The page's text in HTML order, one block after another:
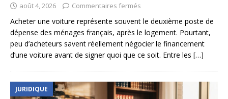
août 4, 2026 Commentaires fermés
Acheter une voiture représente souvent le deuxième poste de
dépense des ménages français, après le logement. Pourtant,
peu d’acheteurs savent réellement négocier le financement
d’une voiture avant de signer quoi que ce soit. Entre les […]
JURIDIQUE